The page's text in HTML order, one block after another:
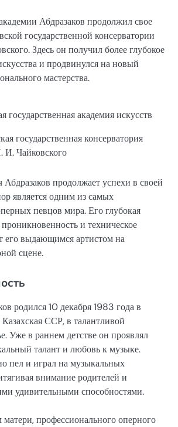
Абдразаков продолжил свое
государственной консерватории
Здесь он получил более глубокое
и продвинулся на новый
мастерства.
государственная академия искусств
государственная консерватория
И. Чайковского
продолжает успехи в своей
является одним из самых
певцов мира. Его глубокая
и техническое
его выдающимся артистом на
сцене.
родился 10 декабря 1983 года в
ССР, в талантливой
Уже в раннем детстве он проявлял
талант и любовь к музыке.
пел и играл на музыкальных
внимание родителей и
удивительными способностями.
профессионального оперного